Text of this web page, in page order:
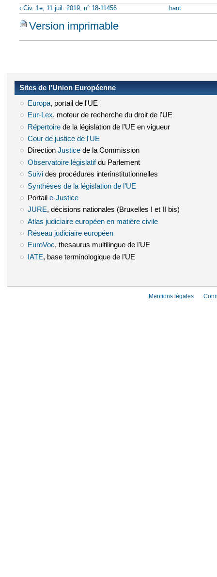
‹ Civ. 1e, 11 juil. 2019, n° 18-11456 haut
Version imprimable
Sites de l’Union Européenne
Europa(le lien est externe)
, portail de l'UE
Eur-Lex(le lien est externe)
, moteur de recherche du droit de l'UE
Répertoire(le lien est externe)
de la législation de l'UE en vigueur
Cour de justice de l'UE
Direction Justice(le lien est externe)
de la Commission
Observatoire législatif(le lien est externe)
du Parlement
Suivi(le lien est externe)
des procédures interinstitutionnelles
Synthèses de la législation de l’UE
Portail e-Justice(le lien est externe)
JURE(le lien est externe)
, décisions nationales (Bruxelles I et II bis)
Atlas judiciaire européen en matière civile(le lien est externe)
Réseau judiciaire européen(le lien est externe)
EuroVoc(le lien est externe)
, thesaurus multilingue de l'UE
IATE (le lien est externe)
, base terminologique de l'UE
Mentions légales